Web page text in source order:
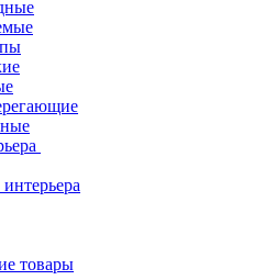
товары